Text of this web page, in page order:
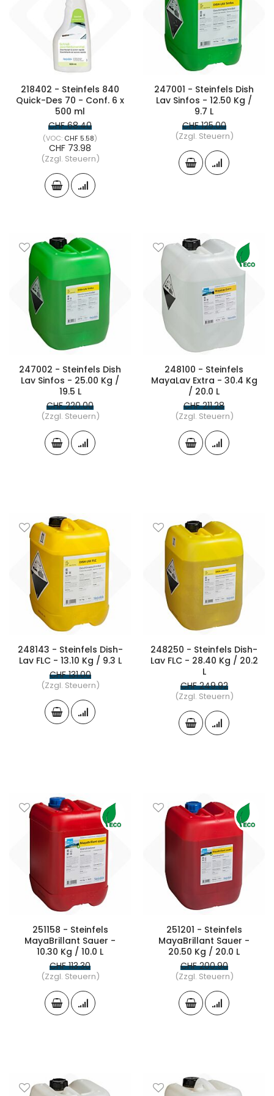
218402 - Steinfels 840
Quick-Des 70 - Conf. 6 x
500 ml
CHF 68.40
CHF 5.58
CHF 73.98
(Zzgl. Steuern)
247001 - Steinfels Dish
Lav Sinfos - 12.50 Kg /
9.7 L
CHF 125.00
(Zzgl. Steuern)
247002 - Steinfels Dish
Lav Sinfos - 25.00 Kg /
19.5 L
CHF 220.00
(Zzgl. Steuern)
248100 - Steinfels
MayaLav Extra - 30.4 Kg
/ 20.0 L
CHF 211.28
(Zzgl. Steuern)
248143 - Steinfels Dish-
Lav FLC - 13.10 Kg / 9.3 L
CHF 131.00
(Zzgl. Steuern)
248250 - Steinfels Dish-
Lav FLC - 28.40 Kg / 20.2
L
CHF 249.92
(Zzgl. Steuern)
251158 - Steinfels
MayaBrillant Sauer -
10.30 Kg / 10.0 L
CHF 113.30
(Zzgl. Steuern)
251201 - Steinfels
MayaBrillant Sauer -
20.50 Kg / 20.0 L
CHF 200.90
(Zzgl. Steuern)